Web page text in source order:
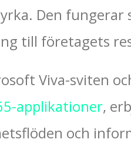
Den fungerar
till företagets
Viva-sviten
applikationer,
och